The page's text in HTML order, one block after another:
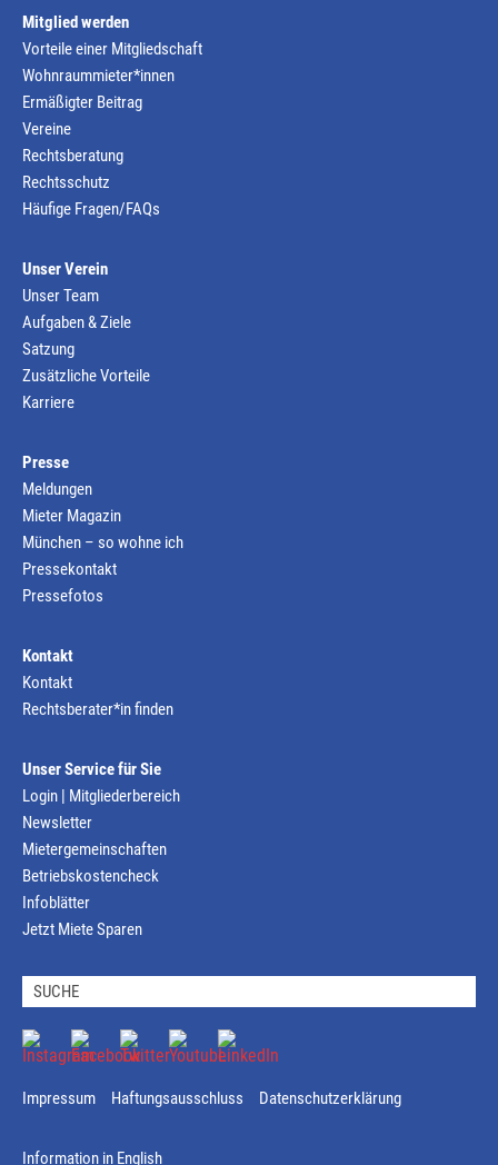
Mitglied werden
Vorteile einer Mitgliedschaft
Wohnraummieter*innen
Ermäßigter Beitrag
Vereine
Rechtsberatung
Rechtsschutz
Häufige Fragen/FAQs
Unser Verein
Unser Team
Aufgaben & Ziele
Satzung
Zusätzliche Vorteile
Karriere
Presse
Meldungen
Mieter Magazin
München – so wohne ich
Pressekontakt
Pressefotos
Kontakt
Kontakt
Rechtsberater*in finden
Unser Service für Sie
Login | Mitgliederbereich
Newsletter
Mietergemeinschaften
Betriebskostencheck
Infoblätter
Jetzt Miete Sparen
Impressum Haftungsausschluss Datenschutzerklärung
Information in English